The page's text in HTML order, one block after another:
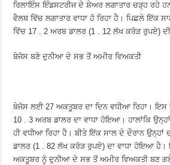
ਰਿਲਾਇੰਸ ਇੰਡਸਟਰੀਜ ਦੇ ਸ਼ੇਅਰ ਲਗਾਤਾਰ ਚੜ੍ਹ ਰਹੇ
ਵੈਲਥ ਵਿੱਚ ਲਗਾਤਾਰ ਵਾਧਾ ਹੋ ਰਿਹਾ ਹੈ। ਪਿਛਲੇ ਇੱਕ
ਵਿੱਚ 17 . 2 ਅਰਬ ਡਾਲਰ (1 . 12 ਲੱਖ ਕਰੋੜ ਰੁਪਏ)
ਬੇਜੋਸ ਬਣੇ ਦੁਨੀਆ ਦੇ ਸਭ ਤੋਂ ਅਮੀਰ ਵਿਅਕਤੀ
ਬੇਜੋਸ ਲਈ 27 ਅਕਤੂਬਰ ਦਾ ਦਿਨ ਵਧੀਆ ਰਿਹਾ। ਇਸ
10 . 3 ਅਰਬ ਡਾਲਰ ਦਾ ਵਾਧਾ ਹੋਇਆ। ਹਾਲਾਂਕਿ
ਹੀ ਵਧੀਆ ਰਿਹਾ ਹੈ। ਬੀਤੇ ਇੱਕ ਸਾਲ ਦੇ ਦੌਰਾਨ ਉਨ੍ਹਾਂ
ਡਾਲਰ (1 . 82 ਲੱਖ ਕਰੋੜ ਰੁਪਏ) ਦਾ ਵਾਧਾ ਹੋਇਆ ਹੈ।
ਅਕਤੂਬਰ ਨੂੰ ਦੁਨੀਆ ਦੇ ਸਭ ਤੋਂ ਅਮੀਰ ਵਿਅਕਤੀ ਬਣ